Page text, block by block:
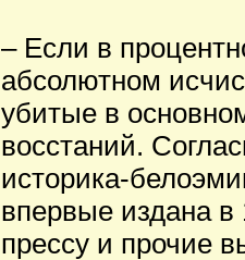
– Если в
абсолютном
убитые в
восстаний.
историка-
впервые издана в
прессу и прочие